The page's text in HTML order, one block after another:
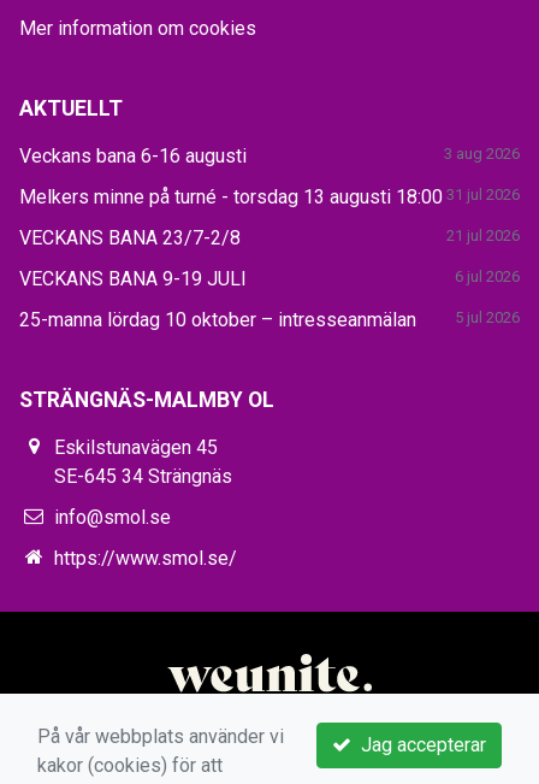
Mer information om cookies
AKTUELLT
Veckans bana 6-16 augusti 3 aug 2026
Melkers minne på turné - torsdag 13 augusti 18:00 31 jul 2026
VECKANS BANA 23/7-2/8 21 jul 2026
VECKANS BANA 9-19 JULI 6 jul 2026
25-manna lördag 10 oktober – intresseanmälan 5 jul 2026
STRÄNGNÄS-MALMBY OL
Eskilstunavägen 45
SE-645 34 Strängnäs
info@smol.se
https://www.smol.se/
Jag accepterar
På vår webbplats använder vi
kakor (cookies) för att